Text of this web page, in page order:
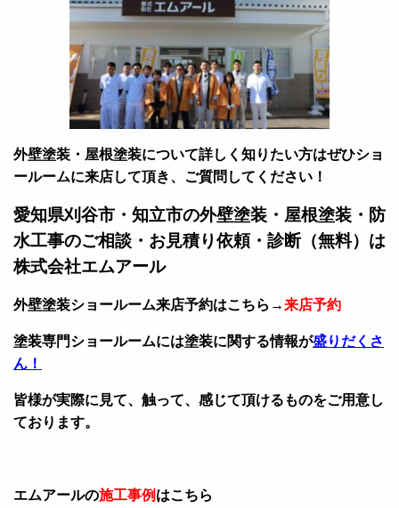
外壁塗装・屋根塗装について詳しく知りたい方はぜひショ
ールームに来店して頂き、ご質問してください！
愛知県刈谷市・知立市の外壁塗装・屋根塗装・防
水工事のご相談・お見積り依頼・診断（無料）は
株式会社エムアール
外壁塗装ショールーム来店予約はこちら→来店予約
塗装専門ショールームには塗装に関する情報が盛りだくさ
ん！
皆様が実際に見て、触って、感じて頂けるものをご用意し
ております。
エムアールの施工事例 はこちら